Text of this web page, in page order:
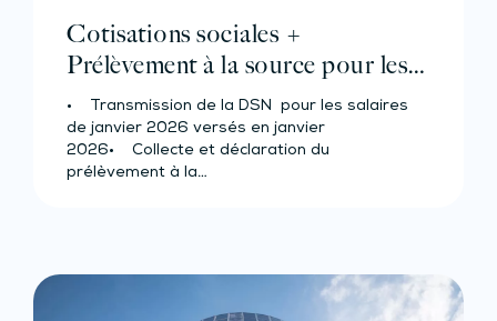
Cotisations sociales +
Prélèvement à la source pour les
salariés et assimilés (effectif d’au
moins 50 salariés)
• Transmission de la DSN pour les salaires
de janvier 2026 versés en janvier
2026• Collecte et déclaration du
prélèvement à la…